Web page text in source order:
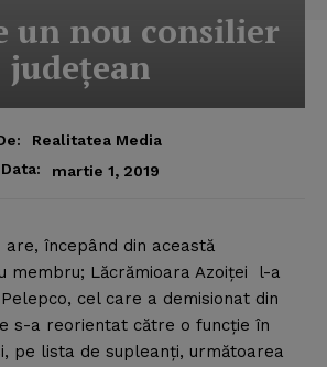
un nou consilier
judeţean
Realitatea Media
Data:
martie 1, 2019
are, începând din această
membru; Lăcrămioara Azoiţei l-a
cel care a demisionat din
s-a reorientat către o funcţie în
pe lista de supleanţi, următoarea